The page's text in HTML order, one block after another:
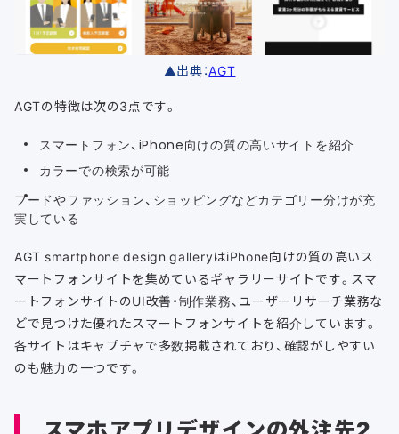
▲出典：AGT
AGTの特徴は次の3点です。
スマートフォン、iPhone向けの質の高いサイトを紹介
カラーでの検索が可能
フードやファッション、ショッピングなどカテゴリー分けが充
実している
AGT smartphone design galleryはiPhone向けの質の高いス
マートフォンサイトを集めているギャラリーサイトです。スマ
ートフォンサイトのUI改善・制作業務、ユーザーリサーチ業務な
どで見つけた優れたスマートフォンサイトを紹介しています。
各サイトはキャプチャで多数掲載されており、確認がしやすい
のも魅力の一つです。